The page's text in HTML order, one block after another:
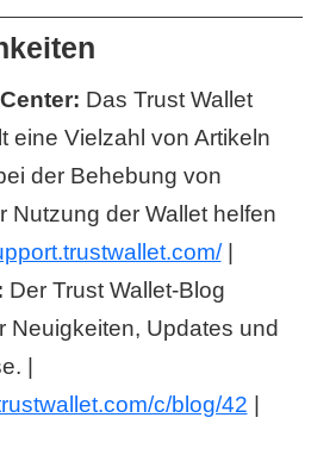
Das Trust Wallet
eine Vielzahl von Artikeln
der Behebung von
Nutzung der Wallet helfen
|
Der Trust Wallet-Blog
Neuigkeiten, Updates und
|
c/blog/42